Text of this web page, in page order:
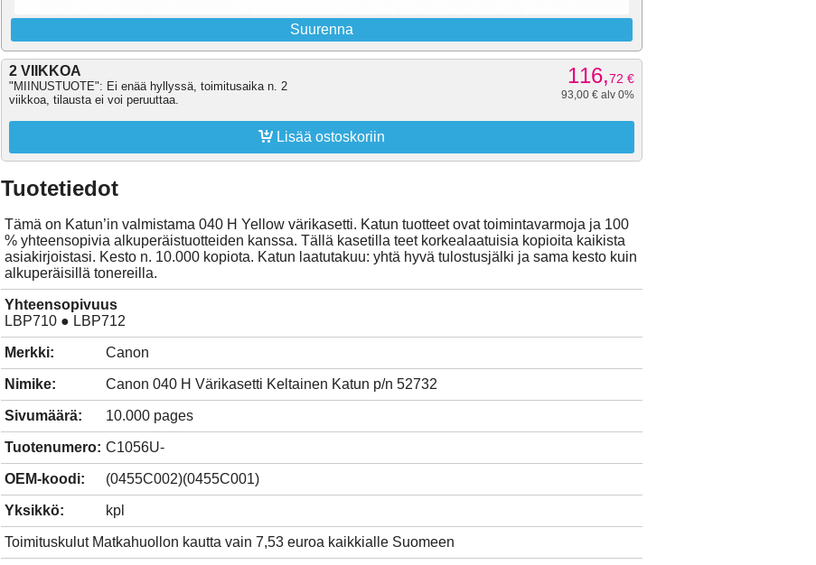
Suurenna
2 VIIKKOA
"MIINUSTUOTE": Ei enää hyllyssä, toimitusaika n. 2
viikkoa, tilausta ei voi peruuttaa.
116,72 €
93,00 € alv 0%
 Lisää ostoskoriin
Tuotetiedot
Tämä on Katun’in valmistama 040 H Yellow värikasetti. Katun tuotteet ovat toimintavarmoja ja 100
% yhteensopivia alkuperäistuotteiden kanssa. Tällä kasetilla teet korkealaatuisia kopioita kaikista
asiakirjoistasi. Kesto n. 10.000 kopiota. Katun laatutakuu: yhtä hyvä tulostusjälki ja sama kesto kuin
alkuperäisillä tonereilla.
Yhteensopivuus
LBP710 ● LBP712
Merkki: Canon
Nimike: Canon 040 H Värikasetti Keltainen Katun p/n 52732
Sivumäärä: 10.000 pages
Tuotenumero: C1056U-
OEM-koodi: (0455C002)(0455C001)
Yksikkö: kpl
Toimituskulut Matkahuollon kautta vain 7,53 euroa kaikkialle Suomeen